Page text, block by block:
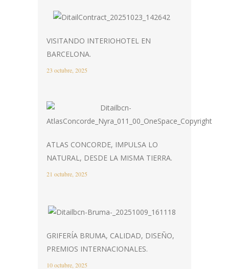
VISITANDO INTERIOHOTEL EN
BARCELONA.
23 octubre, 2025
ATLAS CONCORDE, IMPULSA LO
NATURAL, DESDE LA MISMA TIERRA.
21 octubre, 2025
GRIFERÍA BRUMA, CALIDAD, DISEÑO,
PREMIOS INTERNACIONALES.
10 octubre, 2025